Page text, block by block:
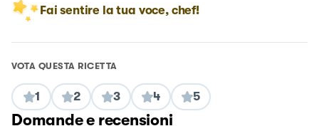
Fai sentire la tua voce, chef!
VOTA QUESTA RICETTA
1 2 3 4 5
Domande e recensioni